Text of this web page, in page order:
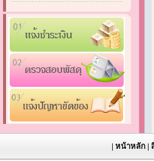
|หน้าหลัก |